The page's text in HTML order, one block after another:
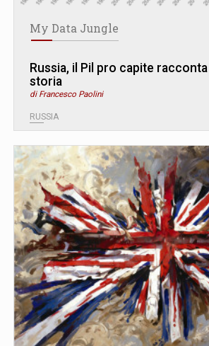
My Data Jungle
Russia, il Pil pro capite
storia
di Francesco Paolini
RUSSIA